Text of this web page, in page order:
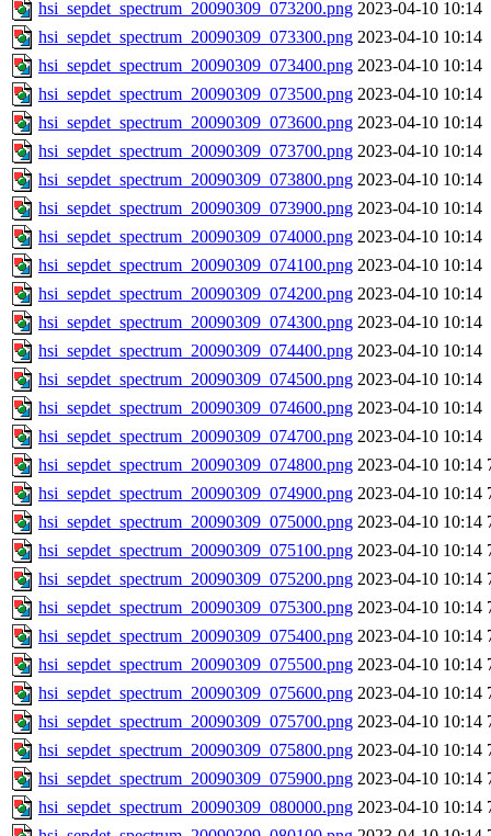
hsi_sepdet_spectrum_20090309_073200.png 2023-04-10 10:14
hsi_sepdet_spectrum_20090309_073300.png 2023-04-10 10:14
hsi_sepdet_spectrum_20090309_073400.png 2023-04-10 10:14
hsi_sepdet_spectrum_20090309_073500.png 2023-04-10 10:14
hsi_sepdet_spectrum_20090309_073600.png 2023-04-10 10:14
hsi_sepdet_spectrum_20090309_073700.png 2023-04-10 10:14
hsi_sepdet_spectrum_20090309_073800.png 2023-04-10 10:14
hsi_sepdet_spectrum_20090309_073900.png 2023-04-10 10:14
hsi_sepdet_spectrum_20090309_074000.png 2023-04-10 10:14
hsi_sepdet_spectrum_20090309_074100.png 2023-04-10 10:14
hsi_sepdet_spectrum_20090309_074200.png 2023-04-10 10:14
hsi_sepdet_spectrum_20090309_074300.png 2023-04-10 10:14
hsi_sepdet_spectrum_20090309_074400.png 2023-04-10 10:14
hsi_sepdet_spectrum_20090309_074500.png 2023-04-10 10:14
hsi_sepdet_spectrum_20090309_074600.png 2023-04-10 10:14
hsi_sepdet_spectrum_20090309_074700.png 2023-04-10 10:14
hsi_sepdet_spectrum_20090309_074800.png 2023-04-10 10:14
hsi_sepdet_spectrum_20090309_074900.png 2023-04-10 10:14
hsi_sepdet_spectrum_20090309_075000.png 2023-04-10 10:14
hsi_sepdet_spectrum_20090309_075100.png 2023-04-10 10:14
hsi_sepdet_spectrum_20090309_075200.png 2023-04-10 10:14
hsi_sepdet_spectrum_20090309_075300.png 2023-04-10 10:14
hsi_sepdet_spectrum_20090309_075400.png 2023-04-10 10:14
hsi_sepdet_spectrum_20090309_075500.png 2023-04-10 10:14
hsi_sepdet_spectrum_20090309_075600.png 2023-04-10 10:14
hsi_sepdet_spectrum_20090309_075700.png 2023-04-10 10:14
hsi_sepdet_spectrum_20090309_075800.png 2023-04-10 10:14
hsi_sepdet_spectrum_20090309_075900.png 2023-04-10 10:14
hsi_sepdet_spectrum_20090309_080000.png 2023-04-10 10:14